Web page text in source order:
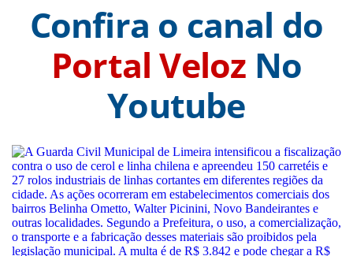
Confira o canal do
Portal Veloz No
Youtube